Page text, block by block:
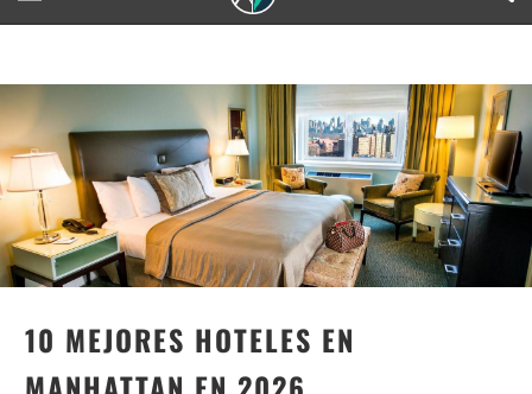
10 MEJORES HOTELES EN